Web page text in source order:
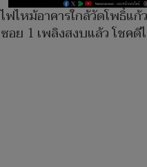
ไฟไหม้อาคารใกล้วัดโพธิ์แก้
ซอย 1 เพลิงสงบแล้ว โชค